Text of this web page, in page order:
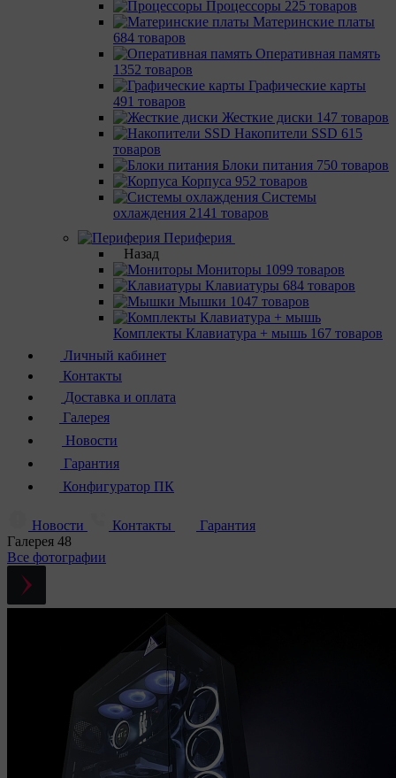
Процессоры 225 товаров
Материнcкие платы
684 товаров
Оперативная память
1352 товаров
Графические карты
491 товаров
Жесткие диски 147 товаров
Накопители SSD 615
товаров
Блоки питания 750 товаров
Корпуса 952 товаров
Системы
охлаждения 2141 товаров
Периферия
Назад
Мониторы 1099 товаров
Клавиатуры 684 товаров
Мышки 1047 товаров
Комплекты Клавиатура + мышь 167 товаров
Личный кабинет
Контакты
Доставка и оплата
Галерея
Новости
Гарантия
Конфигуратор ПК
Новости Контакты
Гарантия
Галерея 48
Все фотографии